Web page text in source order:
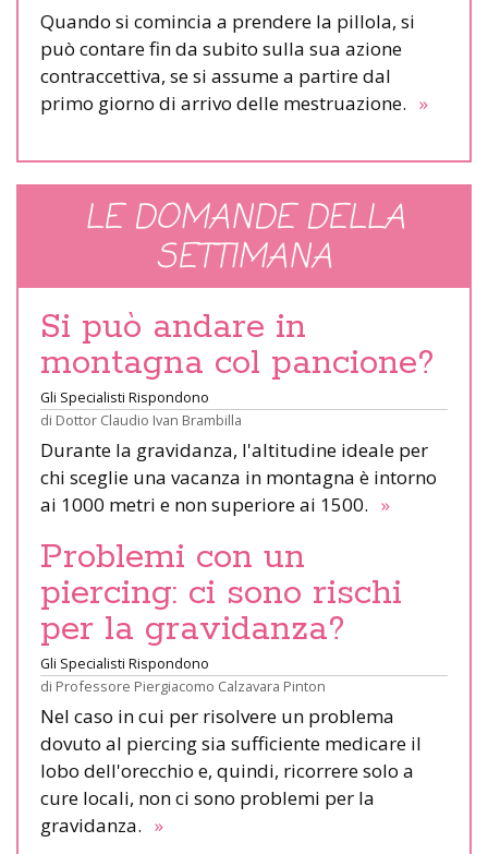
Quando si comincia a prendere la pillola, si
può contare fin da subito sulla sua azione
contraccettiva, se si assume a partire dal
primo giorno di arrivo delle mestruazione. »
LE DOMANDE DELLA
SETTIMANA
Si può andare in
montagna col pancione?
Gli Specialisti Rispondono
di Dottor Claudio Ivan Brambilla
Durante la gravidanza, l'altitudine ideale per
chi sceglie una vacanza in montagna è intorno
ai 1000 metri e non superiore ai 1500. »
Problemi con un
piercing: ci sono rischi
per la gravidanza?
Gli Specialisti Rispondono
di Professore Piergiacomo Calzavara Pinton
Nel caso in cui per risolvere un problema
dovuto al piercing sia sufficiente medicare il
lobo dell'orecchio e, quindi, ricorrere solo a
cure locali, non ci sono problemi per la
gravidanza. »